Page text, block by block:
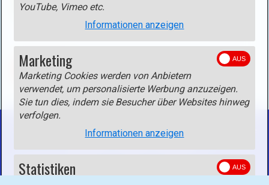
ZURÜCK
Startseite Kontakt
Impressum
© 2020 Mollpix.
Website erstellt mit Zeta Producer CMS
YouTube, Vimeo etc.
Informationen anzeigen
Marketing
Marketing Cookies werden von Anbietern
verwendet, um personalisierte Werbung anzuzeigen.
Sie tun dies, indem sie Besucher über Websites hinweg
verfolgen.
Informationen anzeigen
Statistiken